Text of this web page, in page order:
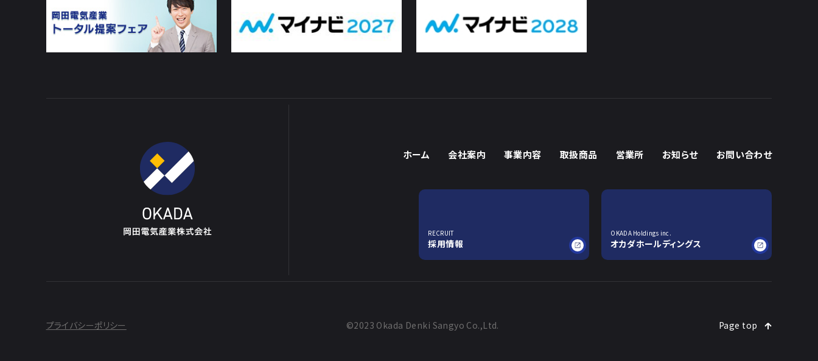
ホーム 会社案内 事業内容 取扱商品 営業所 お知らせ お問い合わせ
RECRUIT
採用情報
OKADA Holdings inc.
オカダホールディングス
プライバシーポリシー ©2023 Okada Denki Sangyo Co.,Ltd. Page top